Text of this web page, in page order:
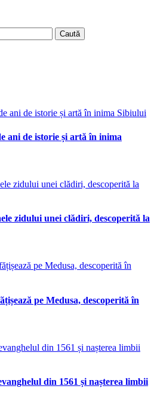
ani de istorie și artă în inima
zidului unei clădiri, descoperită la
pe Medusa, descoperită în
din 1561 și nașterea limbii